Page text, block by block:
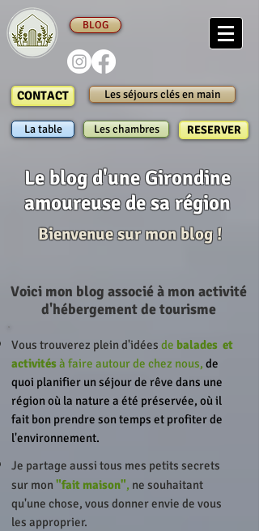
BLOG
CONTACT
La table
Les séjours clés en main
Les chambres RESERVER
Le blog d'une Girondine
amoureuse de sa région
Bienvenue sur mon blog !
Voici mon blog associé à mon activité
d'hébergement de tourisme
Vous trouverez plein d'idées de balades et
activitésà faire autour de chez nous, de
quoi planifier un séjour de rêve dans une
région où la nature a été préservée, où il
fait bon prendre son temps et profiter de
l'environnement.
Je partage aussi tous mes petits secrets
sur mon"fait maison", ne souhaitant
qu'une chose, vous donner envie de vous
les approprier.